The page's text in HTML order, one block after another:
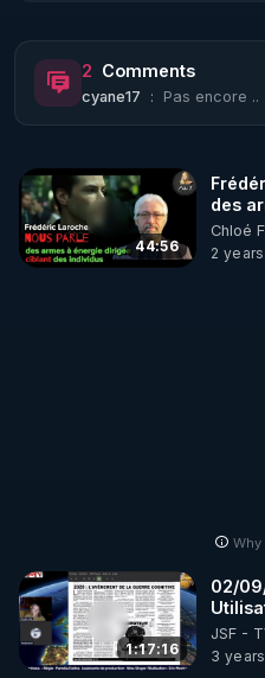
Notes de l'article (partie
https://
https://odysee.com/
APPEL AUX DONS
Le Plan privé.
L’article « Révélations
2 Comments
cyane17 : Pas encore ..
44:56
des
Chloé
2
Why
1:17:16
02/
JSF -
3